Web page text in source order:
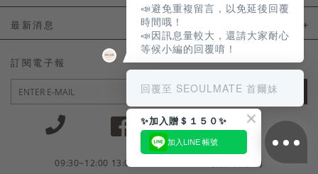
會員常見問題
訂單常見問題
商品售後服務
電子發票
門市資訊
最新消息
LINE官方會員活動
訂閱電子報
JOIN
09:30~12:00 13:00~18:30 / Mon - Fri(例假日除外)
📣避免重複留言，以免延後回覆
時間哦！
📣因訊息量較大，還請大家耐心
等候小編的回覆唷！
回覆至 SEOULMATE 首爾妹
✨加入贈＄１５０✨
加入LINE 帳號